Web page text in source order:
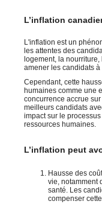
L’inflation
L'inflation est un
les attentes des
logement, la
amener les candidats
Cependant, cette
humaines comme une
concurrence accrue
meilleurs candidats
impact sur le
ressources humaines.
L’inflation peut
Hausse des
vie, notamment
santé. Les
compenser